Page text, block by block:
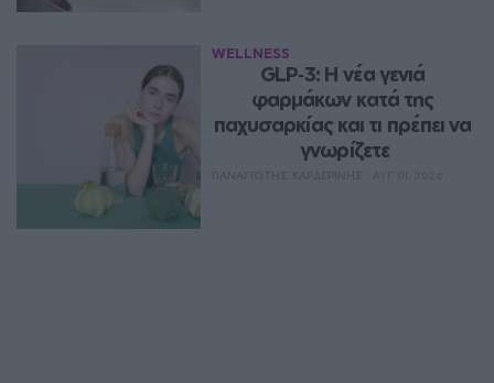
WELLNESS
GLP‑3: Η νέα γενιά
φαρμάκων κατά της
παχυσαρκίας και τι πρέπει να
γνωρίζετε